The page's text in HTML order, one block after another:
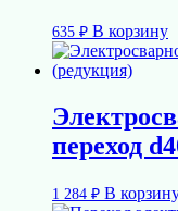
635 ₽ В корзину
переход
1 284 ₽ В